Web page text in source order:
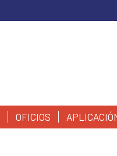
OFICIOS